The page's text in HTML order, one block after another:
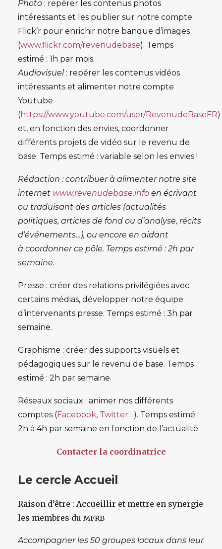
Photo : repérer les contenus photos
intéressants et les publier sur notre compte
Flick’r pour enrichir notre banque d’images
(www.flickr.com/revenudebase). Temps
estimé : 1h par mois.
Audiovisuel: repérer les contenus vidéos
intéressants et alimenter notre compte
Youtube
(https://www.youtube.com/user/RevenudeBaseFR)
et, en fonction des envies, coordonner
différents projets de vidéo sur le revenu de
base. Temps estimé : variable selon les envies !
Rédaction : contribuer à alimenter notre site
internet www.revenudebase.info en écrivant
ou traduisant des articles (actualités
politiques, articles de fond ou d’analyse, récits
d’événements…), ou encore en aidant
à coordonner ce pôle. Temps estimé : 2h par
semaine.
Presse : créer des relations privilégiées avec
certains médias, développer notre équipe
d’intervenants presse. Temps estimé : 3h par
semaine.
Graphisme : créer des supports visuels et
pédagogiques sur le revenu de base. Temps
estimé : 2h par semaine.
Réseaux sociaux : animer nos différents
comptes (Facebook, Twitter…). Temps estimé :
2h à 4h par semaine en fonction de l’actualité.
Contacter la coordinatrice
Le cercle Accueil
Raison d’être : Accueillir et mettre en synergie
les membres du MFRB
Accompagner les 50 groupes locaux dans leur